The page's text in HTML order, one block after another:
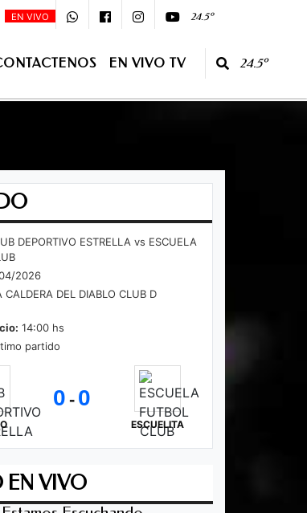
- Primera Edición - 10:00 - 13:00 Segunda Edición -
EN VIVO 24.5º
EN VIVO TV 24.5º
DEPORTIVO ESTRELLA vs ESCUELA
2026
CALDERA DEL DIABLO CLUB D
14:00 hs
partido
0 - 0
ESCUELITA
EN VIVO